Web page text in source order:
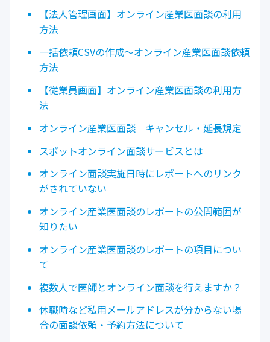
【法人管理画面】オンライン産業医面談の利用
方法
一括依頼CSVの作成～オンライン産業医面談依頼
方法
【従業員画面】オンライン産業医面談の利用方
法
オンライン産業医面談 キャンセル・延長規定
スポットオンライン面談サービスとは
オンライン面談実施日時にレポートへのリンク
がされていない
オンライン産業医面談のレポートの公開範囲が
知りたい
オンライン産業医面談のレポートの項目につい
て
複数人で医師とオンライン面談を行えますか？
休職時など私用メールアドレスが分からない場
合の面談依頼・予約方法について